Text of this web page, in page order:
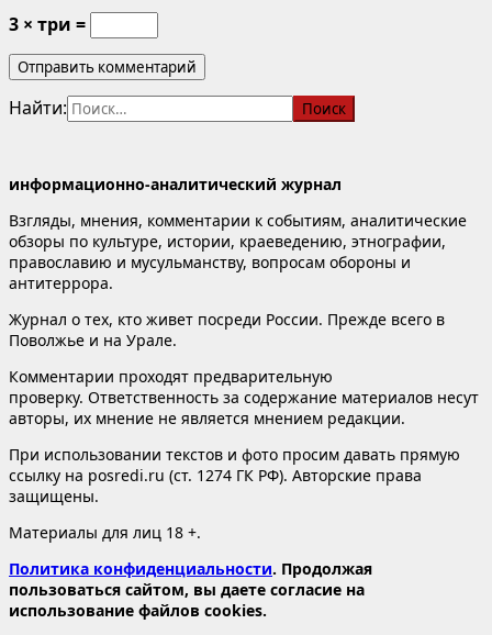
3 × три =
Найти:
информационно-аналитический журнал
Взгляды, мнения, комментарии к событиям, аналитические
обзоры по культуре, истории, краеведению, этнографии,
православию и мусульманству, вопросам обороны и
антитеррора.
Журнал о тех, кто живет посреди России. Прежде всего в
Поволжье и на Урале.
Комментарии проходят предварительную
проверку. Ответственность за содержание материалов несут
авторы, их мнение не является мнением редакции.
При использовании текстов и фото просим давать прямую
ссылку на posredi.ru (ст. 1274 ГК РФ). Авторские права
защищены.
Материалы для лиц 18 +.
Политика конфиденциальности. Продолжая
пользоваться сайтом, вы даете согласие на
использование файлов cookies.